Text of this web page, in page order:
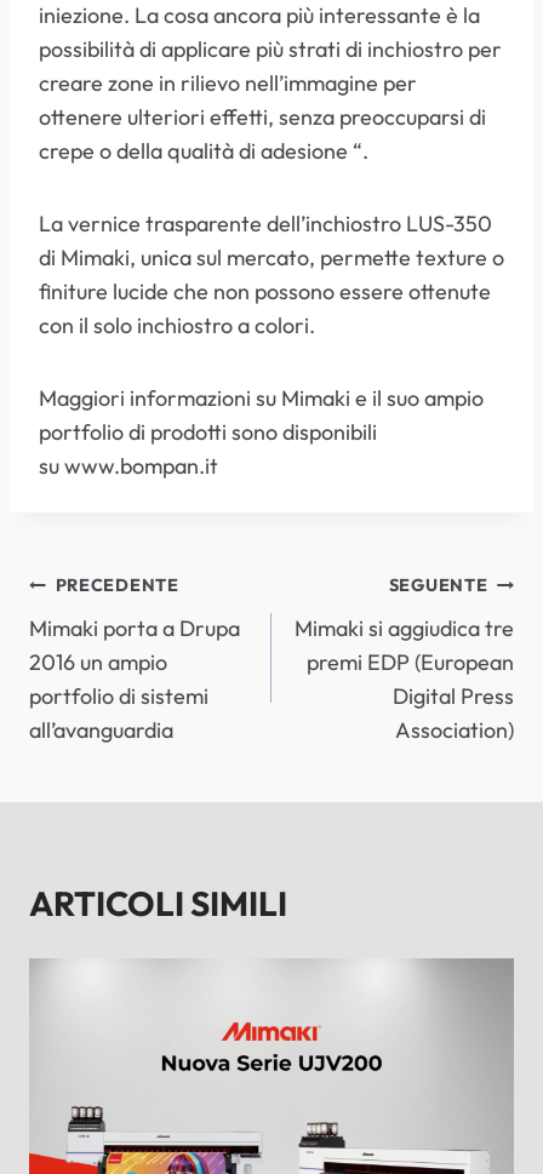
iniezione. La cosa ancora più interessante è la
possibilità di applicare più strati di inchiostro per
creare zone in rilievo nell’immagine per
ottenere ulteriori effetti, senza preoccuparsi di
crepe o della qualità di adesione “.
La vernice trasparente dell’inchiostro LUS-350
di Mimaki, unica sul mercato, permette texture o
finiture lucide che non possono essere ottenute
con il solo inchiostro a colori.
Maggiori informazioni su Mimaki e il suo ampio
portfolio di prodotti sono disponibili
su www.bompan.it
NAVIGAZIONE
ARTICOLI
PRECEDENTE
Mimaki porta a Drupa
2016 un ampio
portfolio di sistemi
all’avanguardia
SEGUENTE
Mimaki si aggiudica tre
premi EDP (European
Digital Press
Association)
ARTICOLI SIMILI